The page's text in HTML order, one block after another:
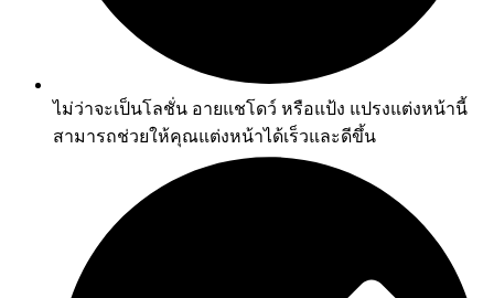
ไม่ว่าจะเป็นโลชั่น อายแชโดว์ หรือแป้ง แปรงแต่งหน้านี้
สามารถช่วยให้คุณแต่งหน้าได้เร็วและดีขึ้น